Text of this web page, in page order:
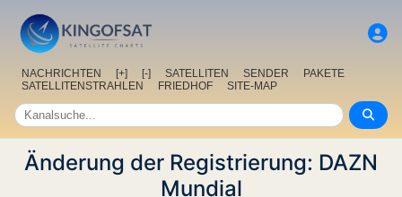
NACHRICHTEN [+] [-] SATELLITEN SENDER
PAKETE
SATELLITENSTRAHLEN
FRIEDHOF SITE-MAP
Änderung der Registrierung: DAZN
Mundial